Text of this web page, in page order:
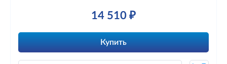
14 510 ₽
Купить